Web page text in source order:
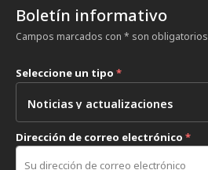
Boletín informativo
Campos marcados con * son obligatorios
Seleccione un tipo *
Dirección de correo electrónico *